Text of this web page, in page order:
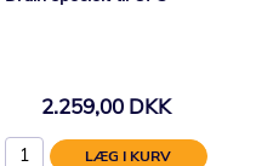
2.259,00 DKK
LÆG I KURV